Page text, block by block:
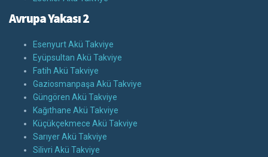
Avrupa Yakası 2
Esenyurt Akü Takviye
Eyüpsultan Akü Takviye
Fatih Akü Takviye
Gaziosmanpaşa Akü Takviye
Güngören Akü Takviye
Kağıthane Akü Takviye
Küçükçekmece Akü Takviye
Sarıyer Akü Takviye
Silivri Akü Takviye